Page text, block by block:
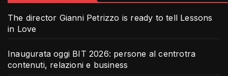
The director Gianni Petrizzo is ready to tell Lessons
in Love
Inaugurata oggi BIT 2026: persone al centrotra
contenuti, relazioni e business